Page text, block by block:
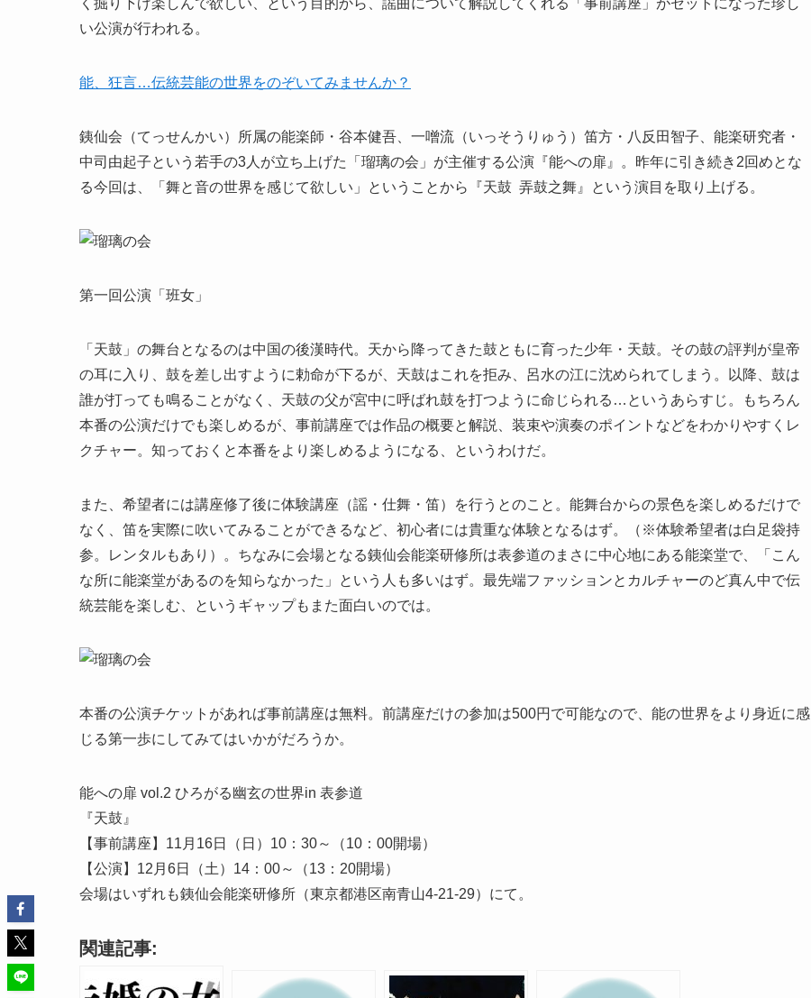
く掘り下げ楽しんで欲しい、という目的から、謡曲について解説してくれる「事前講座」がセットになった珍し
い公演が行われる。
能、狂言…伝統芸能の世界をのぞいてみませんか？
銕仙会（てっせんかい）所属の能楽師・谷本健吾、一噌流（いっそうりゅう）笛方・八反田智子、能楽研究者・
中司由起子という若手の3人が立ち上げた「瑠璃の会」が主催する公演『能への扉』。昨年に引き続き2回めとな
る今回は、「舞と音の世界を感じて欲しい」ということから『天鼓 弄鼓之舞』という演目を取り上げる。
第一回公演「班女」
「天鼓」の舞台となるのは中国の後漢時代。天から降ってきた鼓ともに育った少年・天鼓。その鼓の評判が皇帝
の耳に入り、鼓を差し出すように勅命が下るが、天鼓はこれを拒み、呂水の江に沈められてしまう。以降、鼓は
誰が打っても鳴ることがなく、天鼓の父が宮中に呼ばれ鼓を打つように命じられる…というあらすじ。もちろん
本番の公演だけでも楽しめるが、事前講座では作品の概要と解説、装束や演奏のポイントなどをわかりやすくレ
クチャー。知っておくと本番をより楽しめるようになる、というわけだ。
また、希望者には講座修了後に体験講座（謡・仕舞・笛）を行うとのこと。能舞台からの景色を楽しめるだけで
なく、笛を実際に吹いてみることができるなど、初心者には貴重な体験となるはず。（※体験希望者は白足袋持
参。レンタルもあり）。ちなみに会場となる銕仙会能楽研修所は表参道のまさに中心地にある能楽堂で、「こん
な所に能楽堂があるのを知らなかった」という人も多いはず。最先端ファッションとカルチャーのど真ん中で伝
統芸能を楽しむ、というギャップもまた面白いのでは。
本番の公演チケットがあれば事前講座は無料。前講座だけの参加は500円で可能なので、能の世界をより身近に感
じる第一歩にしてみてはいかがだろうか。
能への扉 vol.2 ひろがる幽玄の世界in 表参道
『天鼓』
【事前講座】11月16日（日）10：30～（10：00開場）
【公演】12月6日（土）14：00～（13：20開場）
会場はいずれも銕仙会能楽研修所（東京都港区南青山4-21-29）にて。
関連記事: